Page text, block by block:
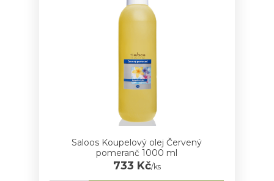
Saloos Koupelový olej Červený
pomeranč 1000 ml
733 Kč/ks